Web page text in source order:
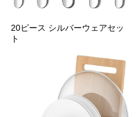
20ピース シルバーウェアセッ
ト